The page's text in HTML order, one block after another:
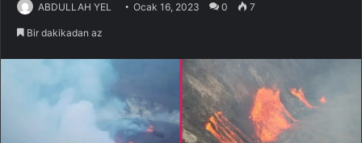
ABDULLAH YEL Ocak 16, 2023 0 7
Bir dakikadan az